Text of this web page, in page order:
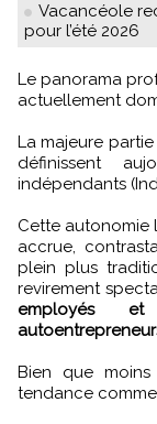
Vacancéole
pour l’été 2026
Le panorama professionnel dans le secteur du voyage est
actuellement
La majeure partie
définissent
indépendants
Cette autonomie
accrue,
plein plus
revirement
employés
Bien que moins
tendance